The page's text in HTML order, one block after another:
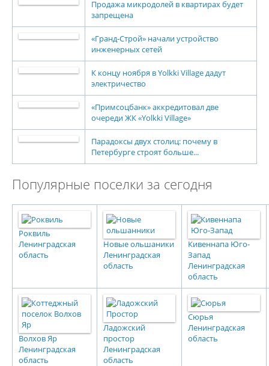
Продажа микродолей в квартирах будет
запрещена
«Гранд-Строй» начали устройство
инженерных сетей
К концу ноября в Yolkki Village дадут
электричество
«Примсоцбанк» аккредитовал две
очереди ЖК «Yolkki Village»
Парадоксы двух столиц: почему в
Петербурге строят больше...
Популярные поселки за сегодня
Роквиль
Ленинградская
область
Новые ольшаники
Ленинградская
область
Кивеннапа Юго-
Запад
Ленинградская
область
Волхов Яр
Ленинградская
область
Ладожский
простор
Ленинградская
область
Сюрья
Ленинградская
область